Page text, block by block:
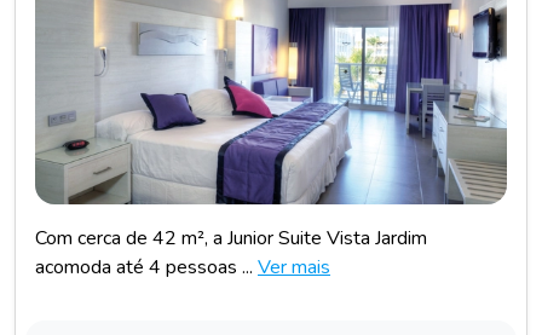
Com cerca de 42 m², a Junior Suite Vista Jardim
acomoda até 4 pessoas ... Ver mais